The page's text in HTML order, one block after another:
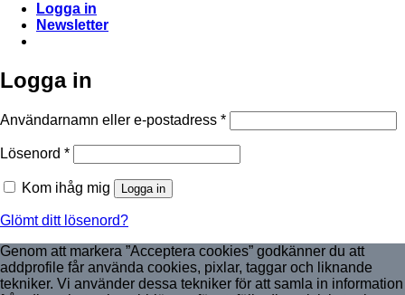
Logga in
Newsletter
Logga in
Användarnamn eller e-postadress *Obligatoriskt
Lösenord *Obligatoriskt
Kom ihåg mig Logga in
Glömt ditt lösenord?
Genom att markera ”Acceptera cookies” godkänner du att
addprofile får använda cookies, pixlar, taggar och liknande
tekniker. Vi använder dessa tekniker för att samla in information